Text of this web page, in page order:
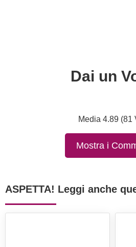
Dai un
Media 4.89 (81
Mostra i
ASPETTA! Leggi anche